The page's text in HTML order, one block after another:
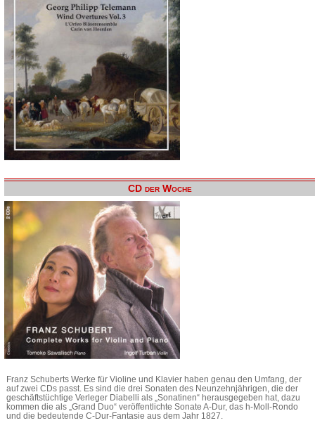
CD der Woche
Franz Schuberts Werke für Violine und Klavier haben genau den Umfang, der
auf zwei CDs passt. Es sind die drei Sonaten des Neunzehnjährigen, die der
geschäftstüchtige Verleger Diabelli als „Sonatinen“ herausgegeben hat, dazu
kommen die als „Grand Duo“ veröffentlichte Sonate A-Dur, das h-Moll-Rondo
und die bedeutende C-Dur-Fantasie aus dem Jahr 1827.